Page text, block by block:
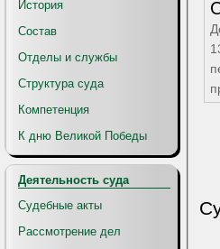
История
Состав
Отделы и службы
Структура суда
Компетенция
К дню Великой Победы
Деятельность суда
Судебные акты
Рассмотрение дел